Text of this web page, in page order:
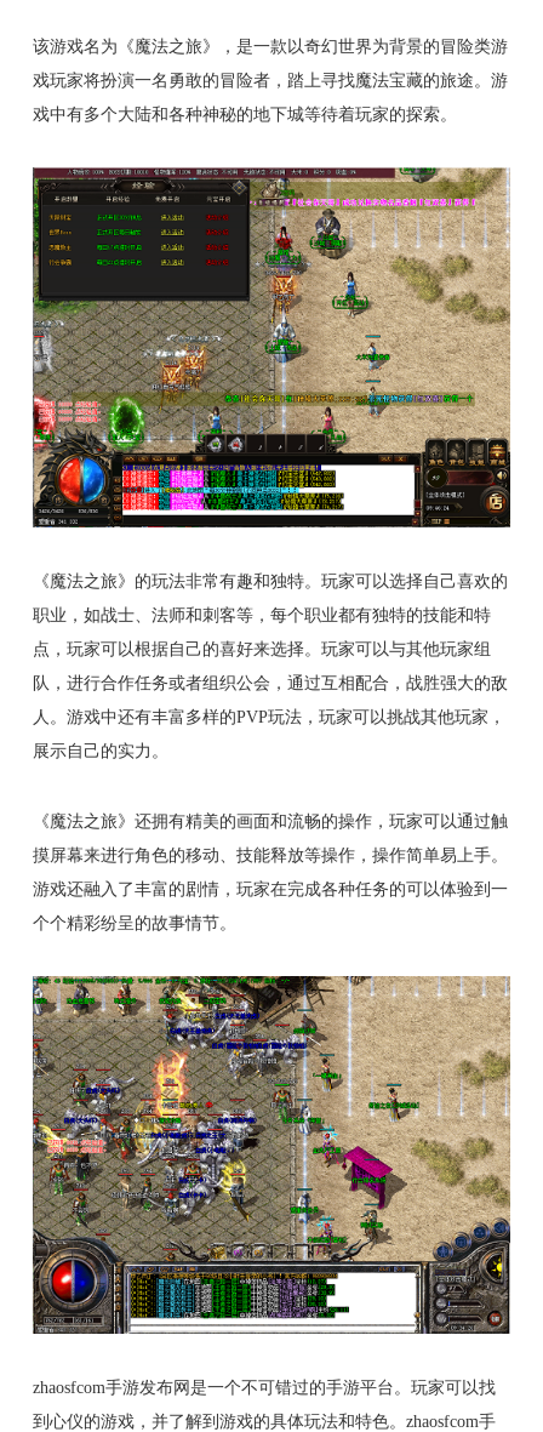
该游戏名为《魔法之旅》，是一款以奇幻世界为背景的冒险类游
戏玩家将扮演一名勇敢的冒险者，踏上寻找魔法宝藏的旅途。游
戏中有多个大陆和各种神秘的地下城等待着玩家的探索。
《魔法之旅》的玩法非常有趣和独特。玩家可以选择自己喜欢的
职业，如战士、法师和刺客等，每个职业都有独特的技能和特
点，玩家可以根据自己的喜好来选择。玩家可以与其他玩家组
队，进行合作任务或者组织公会，通过互相配合，战胜强大的敌
人。游戏中还有丰富多样的PVP玩法，玩家可以挑战其他玩家，
展示自己的实力。
《魔法之旅》还拥有精美的画面和流畅的操作，玩家可以通过触
摸屏幕来进行角色的移动、技能释放等操作，操作简单易上手。
游戏还融入了丰富的剧情，玩家在完成各种任务的可以体验到一
个个精彩纷呈的故事情节。
zhaosfcom手游发布网是一个不可错过的手游平台。玩家可以找
到心仪的游戏，并了解到游戏的具体玩法和特色。zhaosfcom手